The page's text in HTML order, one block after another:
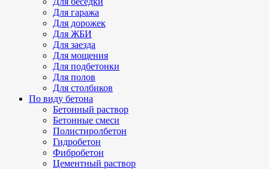
Для гаража
Для дорожек
Для ЖБИ
Для заезда
Для мощения
Для подбетонки
Для полов
Для столбиков
По виду бетона
Бетонный раствор
Бетонные смеси
Полистиролбетон
Гидробетон
Фибробетон
Цементный раствор